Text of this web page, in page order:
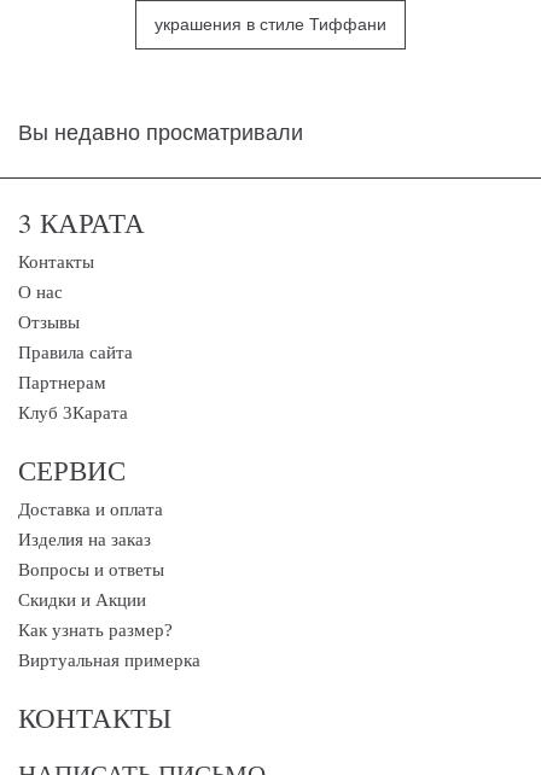
украшения в стиле Тиффани
Вы недавно просматривали
3 КАРАТА
Контакты
О нас
Отзывы
Правила сайта
Партнерам
Клуб 3Карата
СЕРВИС
Доставка и оплата
Изделия на заказ
Вопросы и ответы
Скидки и Акции
Как узнать размер?
Виртуальная примерка
КОНТАКТЫ